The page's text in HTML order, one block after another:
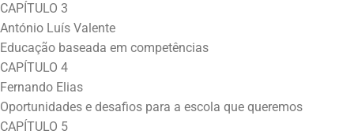
CAPÍTULO 3
António Luís Valente
Educação baseada em competências
CAPÍTULO 4
Fernando Elias
Oportunidades e desafios para a escola que queremos
CAPÍTULO 5